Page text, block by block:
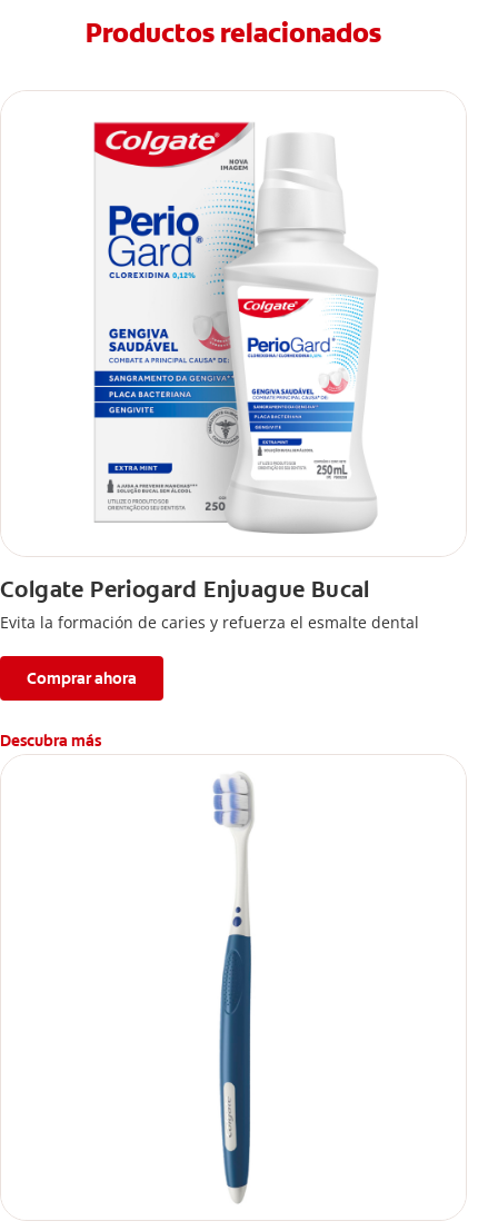
Productos relacionados
Colgate Periogard Enjuague Bucal
Evita la formación de caries y refuerza el esmalte dental
Comprar ahora
Descubra más